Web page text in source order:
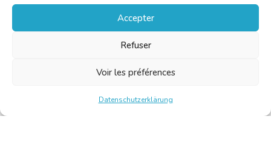
Accepter
Refuser
Voir les préférences
Datenschutzerklärung